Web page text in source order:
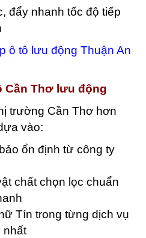
đẩy nhanh tốc độ tiếp
ô tô lưu động Thuận An
Cần Thơ lưu động
trường Cần Thơ hơn
vào:
ổn định từ công ty
chất chọn lọc chuẩn
Tín trong từng dịch vụ
nhất